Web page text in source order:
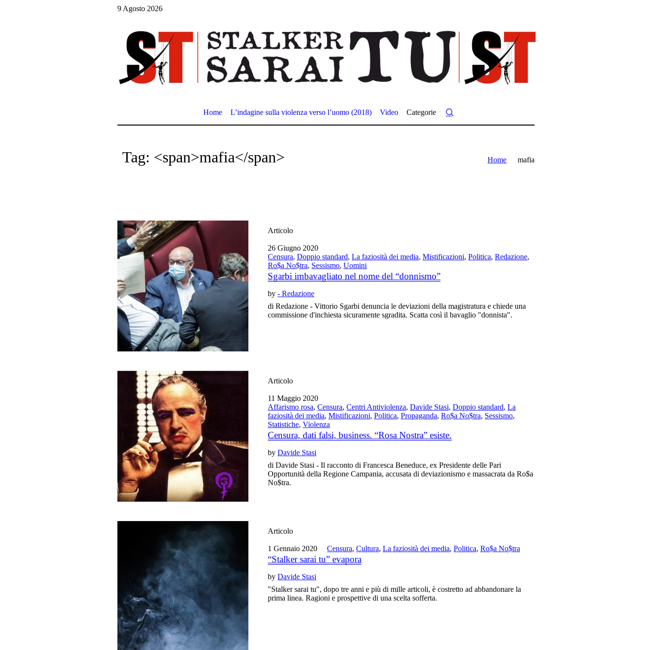
9 Agosto 2026
Home L’indagine sulla violenza verso l’uomo (2018) Video Categorie
Tag: <span>mafia</span> Home mafia
Articolo
26 Giugno 2020
Censura,Doppio standard,La faziosità dei media,Mistificazioni,Politica,Redazione,
Ro$a No$tra, Sessismo,Uomini
Sgarbi imbavagliato nel nome del “donnismo”
by- Redazione
di Redazione - Vittorio Sgarbi denuncia le deviazioni della magistratura e chiede una
commissione d'inchiesta sicuramente sgradita. Scatta così il bavaglio "donnista".
Articolo
11 Maggio 2020
Affarismo rosa,Censura,Centri Antiviolenza,Davide Stasi,Doppio standard,La
faziosità dei media,Mistificazioni,Politica,Propaganda,Ro$a No$tra, Sessismo,
Statistiche,Violenza
Censura, dati falsi, business. “Rosa Nostra” esiste.
byDavide Stasi
di Davide Stasi - Il racconto di Francesca Beneduce, ex Presidente delle Pari
Opportunità della Regione Campania, accusata di deviazionismo e massacrata da Ro$a
No$tra.
Articolo
1 Gennaio 2020 Censura,Cultura,La faziosità dei media,Politica,Ro$a No$tra
“Stalker sarai tu” evapora
byDavide Stasi
"Stalker sarai tu", dopo tre anni e più di mille articoli, è costretto ad abbandonare la
prima linea. Ragioni e prospettive di una scelta sofferta.